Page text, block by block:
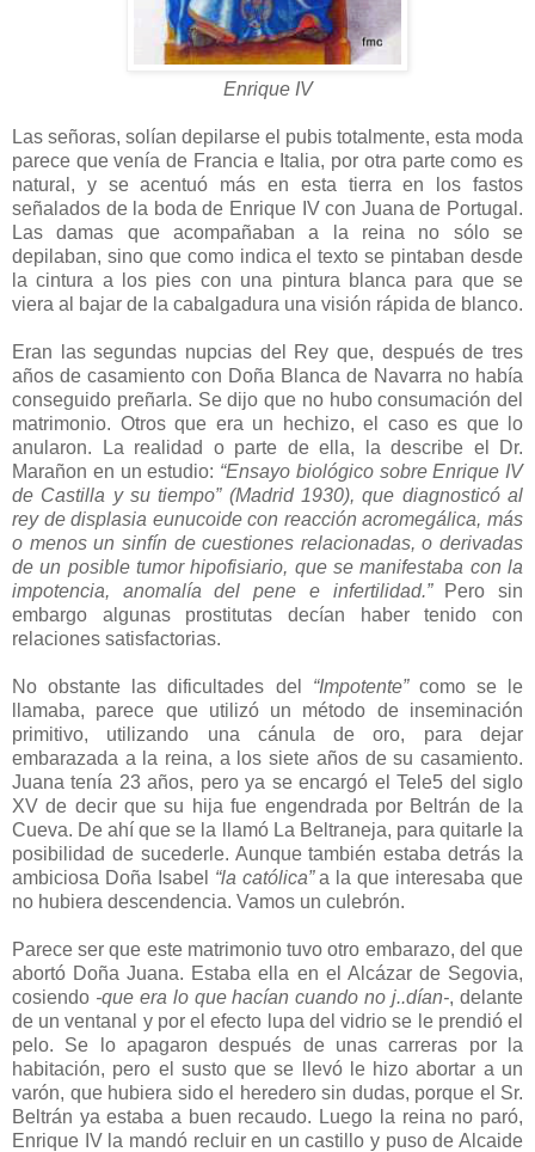
Enrique IV
Las señoras, solían depilarse el pubis totalmente, esta moda
parece que venía de Francia e Italia, por otra parte como es
natural, y se acentuó más en esta tierra en los fastos
señalados de la boda de Enrique IV con Juana de Portugal.
Las damas que acompañaban a la reina no sólo se
depilaban, sino que como indica el texto se pintaban desde
la cintura a los pies con una pintura blanca para que se
viera al bajar de la cabalgadura una visión rápida de blanco.
Eran las segundas nupcias del Rey que, después de tres
años de casamiento con Doña Blanca de Navarra no había
conseguido preñarla. Se dijo que no hubo consumación del
matrimonio. Otros que era un hechizo, el caso es que lo
anularon. La realidad o parte de ella, la describe el Dr.
Marañon en un estudio: “Ensayo biológico sobre Enrique IV
de Castilla y su tiempo” (Madrid 1930), que diagnosticó al
rey de displasia eunucoide con reacción acromegálica, más
o menos un sinfín de cuestiones relacionadas, o derivadas
de un posible tumor hipofisiario, que se manifestaba con la
impotencia, anomalía del pene e infertilidad.”Pero sin
embargo algunas prostitutas decían haber tenido con
relaciones satisfactorias.
No obstante las dificultades del “Impotente”como se le
llamaba, parece que utilizó un método de inseminación
primitivo, utilizando una cánula de oro, para dejar
embarazada a la reina, a los siete años de su casamiento.
Juana tenía 23 años, pero ya se encargó el Tele5 del siglo
XV de decir que su hija fue engendrada por Beltrán de la
Cueva. De ahí que se la llamó La Beltraneja, para quitarle la
posibilidad de sucederle. Aunque también estaba detrás la
ambiciosa Doña Isabel “la católica”a la que interesaba que
no hubiera descendencia. Vamos un culebrón.
Parece ser que este matrimonio tuvo otro embarazo, del que
abortó Doña Juana. Estaba ella en el Alcázar de Segovia,
cosiendo -que era lo que hacían cuando no j..dían-, delante
de un ventanal y por el efecto lupa del vidrio se le prendió el
pelo. Se lo apagaron después de unas carreras por la
habitación, pero el susto que se llevó le hizo abortar a un
varón, que hubiera sido el heredero sin dudas, porque el Sr.
Beltrán ya estaba a buen recaudo. Luego la reina no paró,
Enrique IV la mandó recluir en un castillo y puso de Alcaide